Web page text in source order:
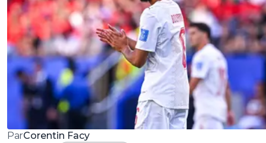
ParCorentin Facy